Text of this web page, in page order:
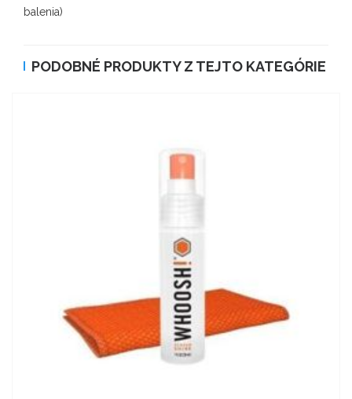
balenia)
PODOBNÉ PRODUKTY Z TEJTO KATEGÓRIE